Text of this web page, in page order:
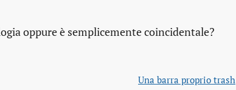
oppure è semplicemente coincidentale?
Una barra proprio trash